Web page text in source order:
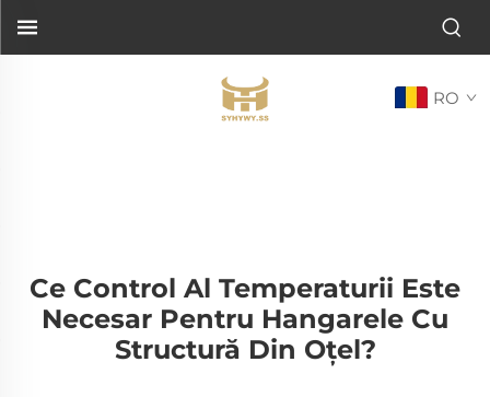
RO
Ce Control Al Temperaturii Este
Necesar Pentru Hangarele Cu
Structură Din Oțel?